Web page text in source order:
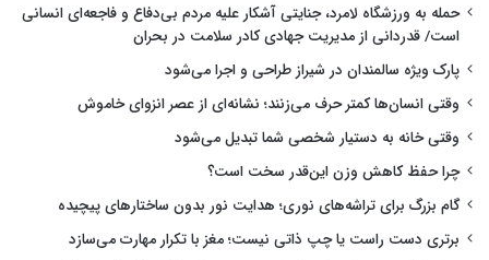
حمله به ورزشگاه لامرد، جنایتی آشکار علیه مردم بی‌دفاع و فاجعه‌ای انسانی
است/ قدردانی از مدیریت جهادی کادر سلامت در بحران
پارک ویژه سالمندان در شیراز طراحی و اجرا می‌شود
وقتی انسان‌ها کمتر حرف می‌زنند؛ نشانه‌ای از عصر انزوای خاموش
وقتی خانه به دستیار شخصی شما تبدیل می‌شود
چرا حفظ کاهش وزن این‌قدر سخت است؟
گام بزرگ برای تراشه‌های نوری؛ هدایت نور بدون ساختارهای پیچیده
برتری دست راست یا چپ ذاتی نیست؛ مغز با تکرار مهارت می‌سازد